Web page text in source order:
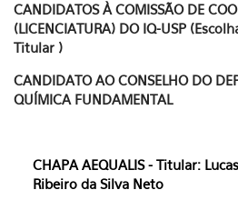
CANDIDATOS À COMISSÃO DE
(LICENCIATURA) DO IQ-USP
Titular )
CANDIDATO AO CONSELHO DO
QUÍMICA FUNDAMENTAL
CHAPA AEQUALIS - Titular:
Ribeiro da Silva Neto